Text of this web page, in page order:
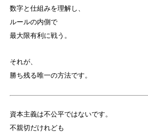
数字と仕組みを理解し、
ルールの内側で
最大限有利に戦う。
それが、
勝ち残る唯一の方法です。
資本主義は不公平ではないです。
不親切だけれども